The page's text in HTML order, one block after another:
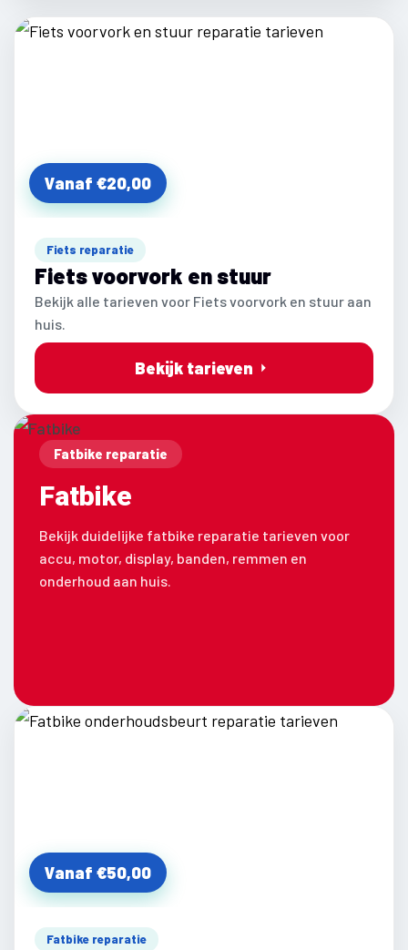
Vanaf €20,00
Fiets reparatie
Fiets voorvork en stuur
Bekijk alle tarieven voor Fiets voorvork en stuur aan
huis.
Bekijk tarieven
Fatbike reparatie
Fatbike
Bekijk duidelijke fatbike reparatie tarieven voor
accu, motor, display, banden, remmen en
onderhoud aan huis.
Vanaf €50,00
Fatbike reparatie